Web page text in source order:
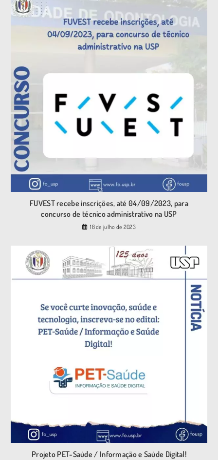
FUVEST recebe inscrições, até 04/09/2023, para
concurso de técnico administrativo na USP
18 de julho de 2023
Projeto PET-Saúde / Informação e Saúde Digital!